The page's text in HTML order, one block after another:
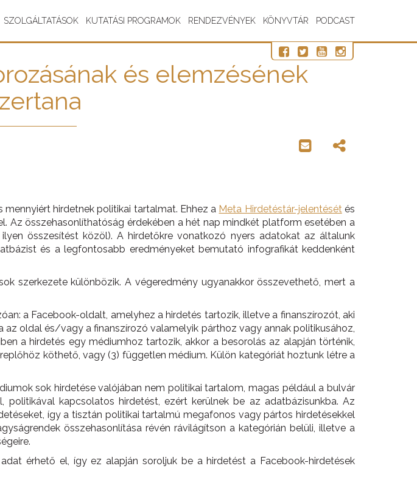
SZOLGÁLTATÁSOK KUTATÁSI PROGRAMOK RENDEZVÉNYEK KÖNYVTÁR PODCAST
és elemzésének
hirdetnek politikai tartalmat. Ehhez a Meta Hirdetéstár-jelentésétés
Az összehasonlíthatóság érdekében a hét nap mindkét platform esetében a
összesítést közöl). A hirdetőkre vonatkozó nyers adatokat az általunk
és a legfontosabb eredményeket bemutató infografikát keddenként
szerkezete különbözik. A végeredmény ugyanakkor összevethető, mert a
a Facebook-oldalt, amelyhez a hirdetés tartozik, illetve a finanszírozót, aki
oldal és/vagy a finanszírozó valamelyik párthoz vagy annak politikusához,
a hirdetés egy médiumhoz tartozik, akkor a besorolás az alapján történik,
köthető, vagy (3) független médium. Külön kategóriát hoztunk létre a
sok hirdetése valójában nem politikai tartalom, magas például a bulvár
kapcsolatos hirdetést, ezért kerülnek be az adatbázisunkba. Az
így a tisztán politikai tartalmú megafonos vagy pártos hirdetésekkel
összehasonlítása révén rávilágítson a kategórián belüli, illetve a
érhető el, így ez alapján soroljuk be a hirdetést a Facebook-hirdetések